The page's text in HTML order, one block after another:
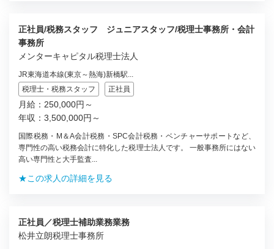
正社員/税務スタッフ ジュニアスタッフ/税理士事務所・会計
事務所
メンターキャピタル税理士法人
JR東海道本線(東京～熱海)新橋駅...
税理士・税務スタッフ
正社員
月給：250,000円～
年収：3,500,000円～
国際税務・M＆A会計税務・SPC会計税務・ベンチャーサポートなど、
専門性の高い税務会計に特化した税理士法人です。 一般事務所にはない
高い専門性と大手監査...
★この求人の詳細を見る
正社員／税理士補助業務業務
松井立朗税理士事務所